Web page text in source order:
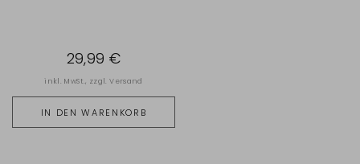
IN DEN WARENKORB
29,99 €
inkl. MwSt., zzgl.Versand